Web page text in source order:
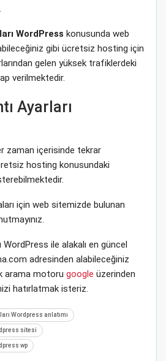
WordPress konusunda web
gibi ücretsiz hosting için
gelen yüksek trafiklerdeki
verilmektedir.
Ayarları
zaman içerisinde tekrar
hosting konusundaki
için web sitemizde bulunan
WordPress ile alakalı en güncel
adresinden alabileceğiniz
arama motoru google üzerinden
hatırlatmak isteriz.
Wordpress anlatımı
sitesi
wp